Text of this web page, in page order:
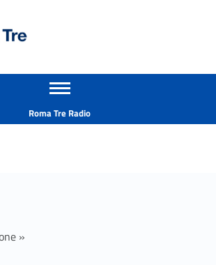
Apri il menu secondario
Roma Tre Radio
»